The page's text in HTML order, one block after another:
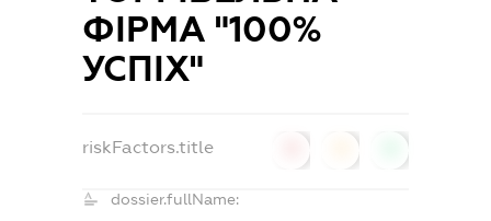
ФІРМА "100%
УСПІХ"
riskFactors.title
dossier.fullName: